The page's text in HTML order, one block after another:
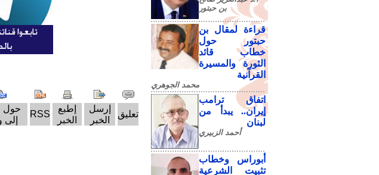
بن حبتور
قراءة لمقال بن
حبتور حول
خطاب قائد
الثورة والمسيرة
القرآنية
محمد الجوهري
اتفاق ترامب
إيران.. يبدأ من
لبنان
أحمد الزبيري
أبوراس وخطاب
تثبيت الشرعية
تعليق
إرسل
الخبر
إطبع
الخبر
RSS
حول
إلى